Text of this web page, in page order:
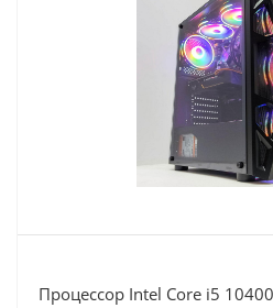
Процессор Intel Core i5